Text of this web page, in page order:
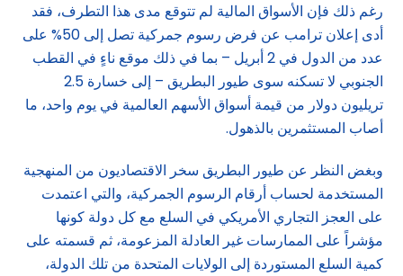
رغم ذلك فإن الأسواق المالية لم تتوقع مدى هذا التطرف، فقد
أدى إعلان ترامب عن فرض رسوم جمركية تصل إلى 50% على
عدد من الدول في 2 أبريل – بما في ذلك موقع ناءٍ في القطب
الجنوبي لا تسكنه سوى طيور البطريق – إلى خسارة 2.5
تريليون دولار من قيمة أسواق الأسهم العالمية في يوم واحد، ما
أصاب المستثمرين بالذهول.
وبغض النظر عن طيور البطريق سخر الاقتصاديون من المنهجية
المستخدمة لحساب أرقام الرسوم الجمركية، والتي اعتمدت
على العجز التجاري الأمريكي في السلع مع كل دولة كونها
مؤشراً على الممارسات غير العادلة المزعومة، ثم قسمته على
كمية السلع المستوردة إلى الولايات المتحدة من تلك الدولة،